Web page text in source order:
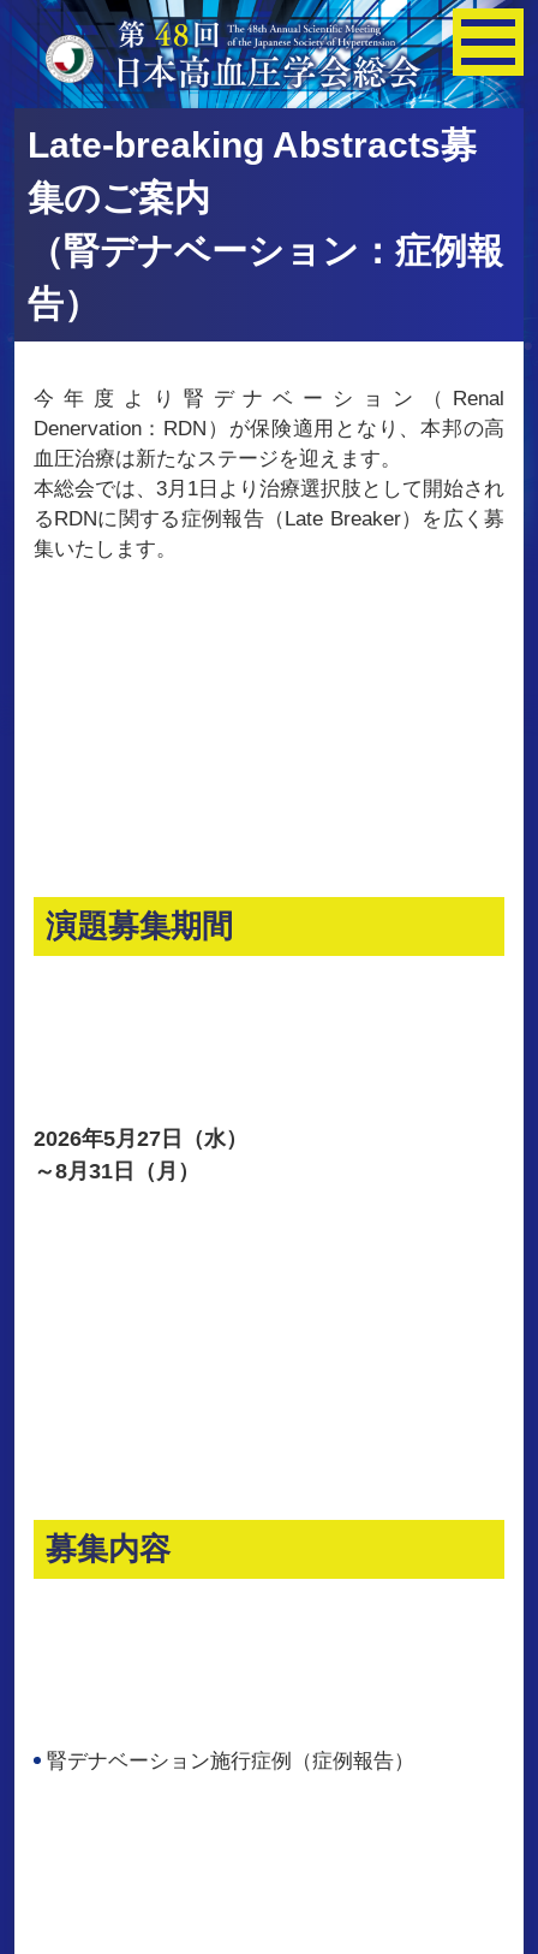
Late-breaking Abstracts募
集のご案内
（腎デナベーション：症例報
告）
今年度より腎デナベーション（Renal
Denervation：RDN）が保険適用となり、本邦の高
血圧治療は新たなステージを迎えます。
本総会では、3月1日より治療選択肢として開始され
るRDNに関する症例報告（Late Breaker）を広く募
集いたします。
演題募集期間
2026年5月27日（水）
～8月31日（月）
募集内容
腎デナベーション施行症例（症例報告）